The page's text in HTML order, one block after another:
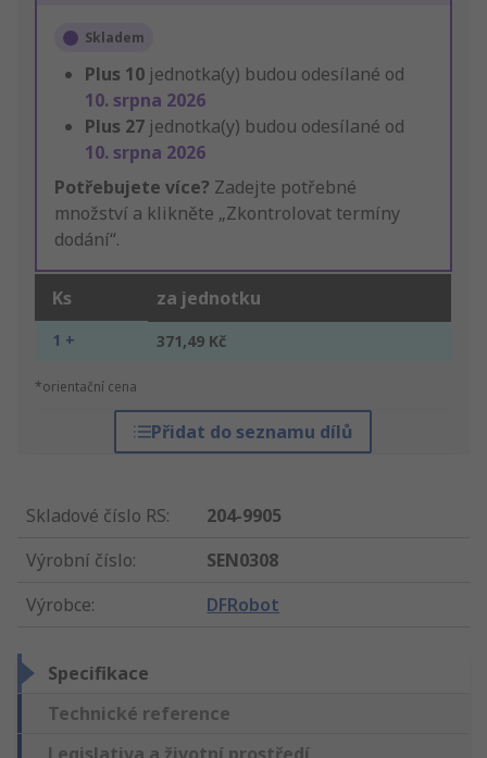
Skladem
Plus 10 jednotka(y) budou odesílané od
10. srpna 2026
Plus 27 jednotka(y) budou odesílané od
10. srpna 2026
Potřebujete více? Zadejte potřebné
množství a klikněte „Zkontrolovat termíny
dodání“.
Ks za jednotku
1 + 371,49 Kč
*orientační cena
Přidat do seznamu dílů
Skladové číslo RS:
204-9905
Výrobní číslo:
SEN0308
Výrobce: DFRobot
Specifikace
Technické reference